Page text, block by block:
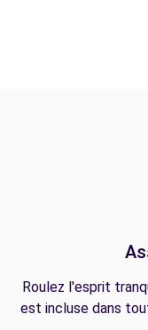
Roulez l'esprit
est incluse dans